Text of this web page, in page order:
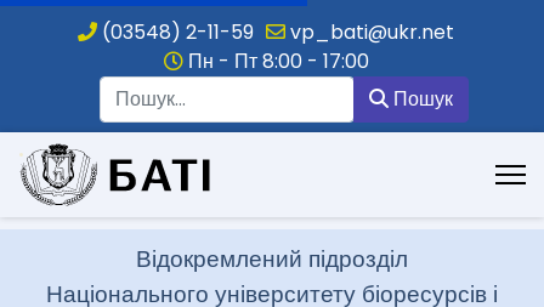
(03548) 2-11-59
vp_bati@ukr.net
Пн - Пт 8:00 - 17:00
Пошук
.
Відокремлений підрозділ
Національного університету біоресурсів і